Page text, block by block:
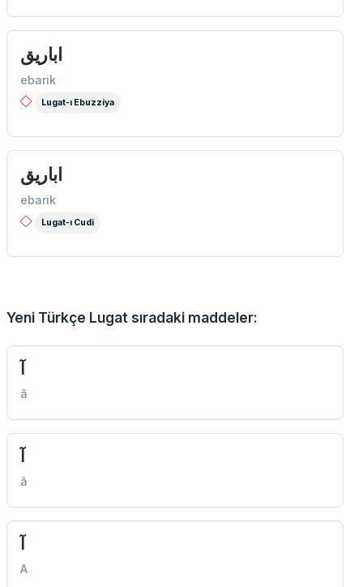
اباریق
ebarik
Lugat-ı Ebuzziya
اباریق
ebarik
Lugat-ı Cudi
Yeni Türkçe Lugat sıradaki maddeler:
â
â
A